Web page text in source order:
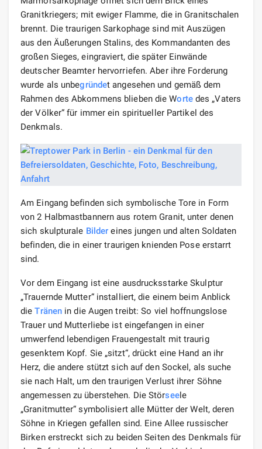
Granitkriegers; mit ewiger Flamme, die in Granitschalen
brennt. Die traurigen Sarkophage sind mit Auszügen
aus den Äußerungen Stalins, des Kommandanten des
großen Sieges, eingraviert, die später Einwände
deutscher Beamter hervorriefen. Aber ihre Forderung
wurde als unbegründet angesehen und gemäß dem
Rahmen des Abkommens blieben die Wortedes „Vaters
der Völker“ für immer ein spiritueller Partikel des
Denkmals.
Am Eingang befinden sich symbolische Tore in Form
von 2 Halbmastbannern aus rotem Granit, unter denen
sich skulpturale Bilder eines jungen und alten Soldaten
befinden, die in einer traurigen knienden Pose erstarrt
sind.
Vor dem Eingang ist eine ausdrucksstarke Skulptur
„Trauernde Mutter“ installiert, die einem beim Anblick
dieTränen in die Augen treibt: So viel hoffnungslose
Trauer und Mutterliebe ist eingefangen in einer
umwerfend lebendigen Frauengestalt mit traurig
gesenktem Kopf. Sie „sitzt“, drückt eine Hand an ihr
Herz, die andere stützt sich auf den Sockel, als suche
sie nach Halt, um den traurigen Verlust ihrer Söhne
angemessen zu überstehen. Die Störseele
„Granitmutter“ symbolisiert alle Mütter der Welt, deren
Söhne in Kriegen gefallen sind. Eine Allee russischer
Birken erstreckt sich zu beiden Seiten des Denkmals für